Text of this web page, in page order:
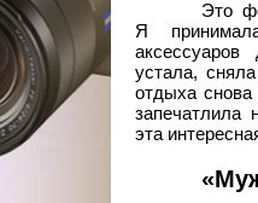
Это
Я
устала,
отдыха
эта